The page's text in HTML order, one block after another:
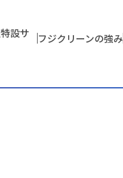
設サ フジクリーンの強み